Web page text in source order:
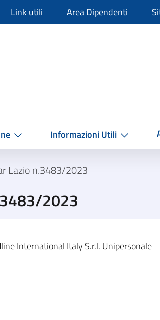
Link utili Area Dipendenti
Informazioni Utili
Lazio n.3483/2023
2023
International Italy S.r.l. Unipersonale